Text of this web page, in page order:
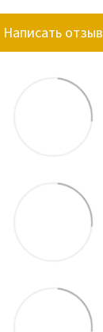
Написать отзыв